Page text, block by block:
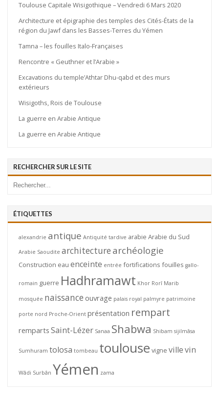
Toulouse Capitale Wisigothique – Vendredi 6 Mars 2020
Architecture et épigraphie des temples des Cités-États de la
région du Jawf dans les Basses-Terres du Yémen
Tamna – les fouilles Italo-Françaises
Rencontre « Geuthner et l’Arabie »
Excavations du temple’Athtar Dhu-qabd et des murs
extérieurs
Wisigoths, Rois de Toulouse
La guerre en Arabie Antique
La guerre en Arabie Antique
RECHERCHER SUR LE SITE
ÉTIQUETTES
alexandrie antique Antiquité tardive arabie Arabie du Sud
Arabie Saoudite architecture archéologie
Construction eau enceinte entrée fortifications fouilles gallo-
romain guerre Hadhramawt Khor Rorî Marib
mosquée naissance ouvrage palais royal palmyre patrimoine
porte nord Proche-Orient présentation rempart
remparts Saint-Lézer Sanaa Shabwa Shibam sijilmâsa
Sumhuram tolosa tombeau toulouse vigne villevin
Wâdi Surbân Yémen zama